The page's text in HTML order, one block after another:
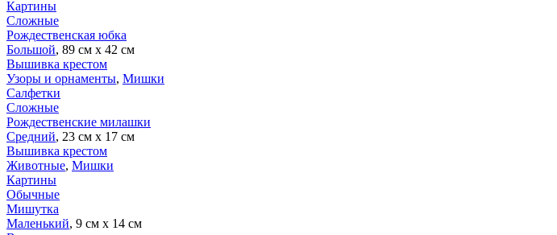
Картины
Сложные
Рождественская юбка
Большой, 89 см х 42 см
Вышивка крестом
Узоры и орнаменты, Мишки
Салфетки
Сложные
Рождественские милашки
Средний, 23 см х 17 см
Вышивка крестом
Животные, Мишки
Картины
Обычные
Мишутка
Маленький, 9 см х 14 см